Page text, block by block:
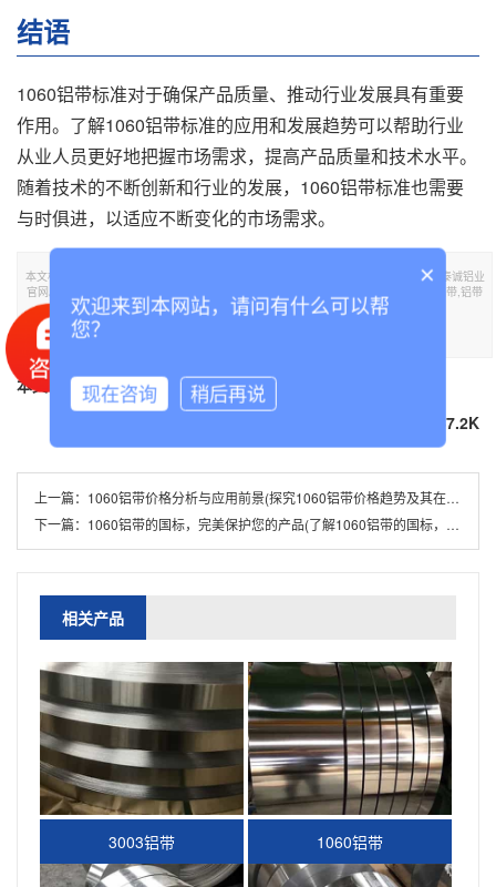
结语
1060铝带标准对于确保产品质量、推动行业发展具有重要
作用。了解1060铝带标准的应用和发展趋势可以帮助行业
从业人员更好地把握市场需求，提高产品质量和技术水平。
随着技术的不断创新和行业的发展，1060铝带标准也需要
与时俱进，以适应不断变化的市场需求。
本文标题《探讨1060铝带标准的重要性(了解1060铝带标准的应用与发展趋势)》,**于泰诚铝业
官网。转载请注明出处：https://www.tclvban.com//lvdainews/287.html，需要1060铝带,铝带
可联系我们！
本文TGA标签： 1060铝带 铝带
67.2K
上一篇： 1060铝带价格分析与应用前景(探究1060铝带价格趋势及其在汽车制造业中的应用前景)
下一篇： 1060铝带的国标，完美保护您的产品(了解1060铝带的国标，确保产品质量稳定)
相关产品
3003铝带 1060铝带
×
欢迎来到本网站，请问有什么可以帮
您？
现在咨询 稍后再说